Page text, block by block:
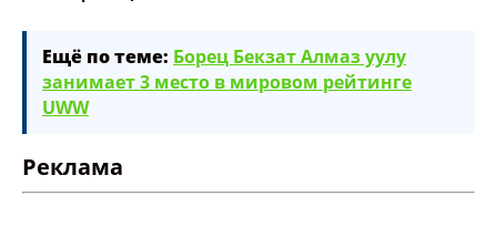
Ещё по теме: Борец Бекзат Алмаз уулу
занимает 3 место в мировом рейтинге
UWW
Реклама